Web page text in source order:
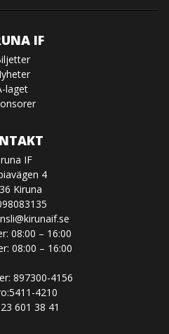
IF
laget
IF
4
Kiruna
08:00 – 16:00
08:00 – 16:00
897300-4156
4210
601 38 41